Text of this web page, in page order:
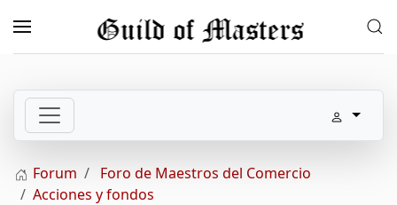
Skip to main content
Forum
Foro de Maestros del Comercio
Acciones y fondos